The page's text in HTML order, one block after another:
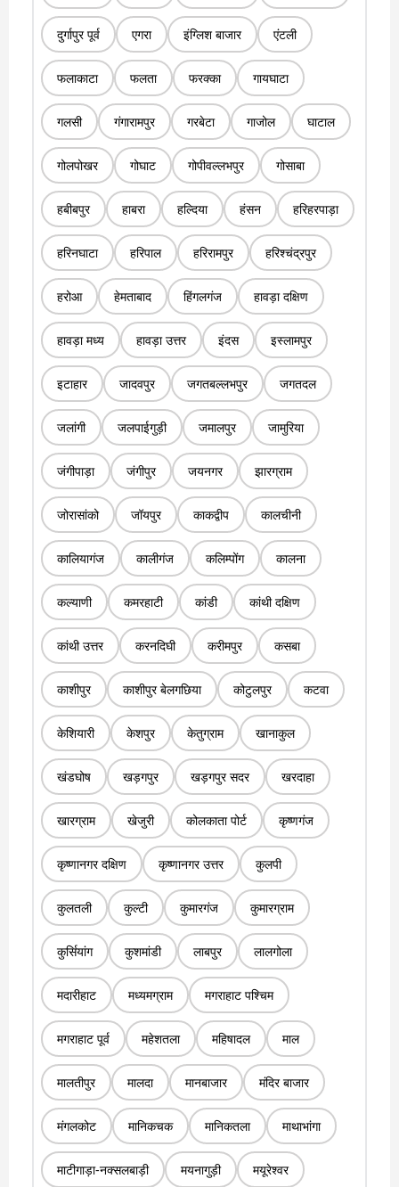
दुर्गापुर पूर्व एगरा इंग्लिश बाजार एंटली
फलाकाटा फलता फरक्का गायघाटा
गलसी गंगारामपुर गरबेटा गाजोल घाटाल
गोलपोखर गोघाट गोपीवल्लभपुर गोसाबा
हबीबपुर हाबरा हल्दिया हंसन हरिहरपाड़ा
हरिनघाटा हरिपाल हरिरामपुर हरिश्चंद्रपुर
हरोआ हेमताबाद हिंगलगंज हावड़ा दक्षिण
हावड़ा मध्य हावड़ा उत्तर इंदस इस्लामपुर
इटाहार जादवपुर जगतबल्लभपुर जगतदल
जलांगी जलपाईगुड़ी जमालपुर जामुरिया
जंगीपाड़ा जंगीपुर जयनगर झारग्राम
जोरासांको जॉयपुर काकद्वीप कालचीनी
कालियागंज कालीगंज कलिम्पोंग कालना
कल्याणी कमरहाटी कांडी कांथी दक्षिण
कांथी उत्तर करनदिघी करीमपुर कसबा
काशीपुर काशीपुर बेलगछिया कोटुलपुर कटवा
केशियारी केशपुर केतुग्राम खानाकुल
खंडघोष खड़गपुर खड़गपुर सदर खरदाहा
खारग्राम खेजुरी कोलकाता पोर्ट कृष्णगंज
कृष्णानगर दक्षिण कृष्णानगर उत्तर कुलपी
कुलतली कुल्टी कुमारगंज कुमारग्राम
कुर्सियांग कुशमांडी लाबपुर लालगोला
मदारीहाट मध्यमग्राम मगराहाट पश्चिम
मगराहाट पूर्व महेशतला महिषादल माल
मालतीपुर मालदा मानबाजार मंदिर बाजार
मंगलकोट मानिकचक मानिकतला माथाभांगा
माटीगाड़ा-नक्सलबाड़ी मयनागुड़ी मयूरेश्वर